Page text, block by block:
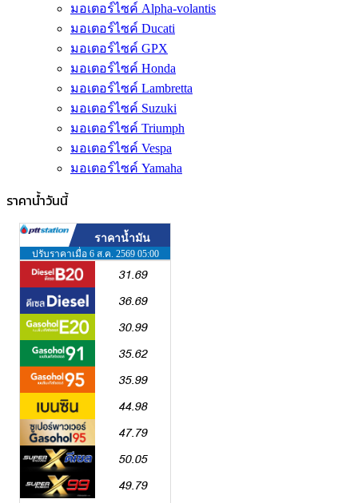
มอเตอร์ไซค์ Alpha-volantis
มอเตอร์ไซค์ Ducati
มอเตอร์ไซค์ GPX
มอเตอร์ไซค์ Honda
มอเตอร์ไซค์ Lambretta
มอเตอร์ไซค์ Suzuki
มอเตอร์ไซค์ Triumph
มอเตอร์ไซค์ Vespa
มอเตอร์ไซค์ Yamaha
ราคาน้ำวันนี้